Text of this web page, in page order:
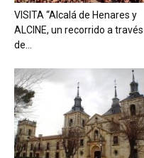
VISITA “Alcalá de Henares y
ALCINE, un recorrido a través
de...